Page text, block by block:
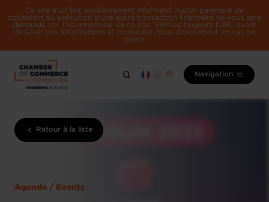
Ce site a un but exclusivement informatif. Aucun paiement de
cotisation ou exécution d'une autre transaction financière ne vous sera
demandé par l'intermédiaire de ce site. Vérifiez toujours l'URL avant
de saisir vos informations et contactez-nous directement en cas de
doute.
Navigation
Retour à la liste
Agenda / Events